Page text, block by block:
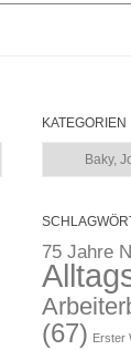
KATEGORIEN
Kategorien
75 Jahre
(67) Erster